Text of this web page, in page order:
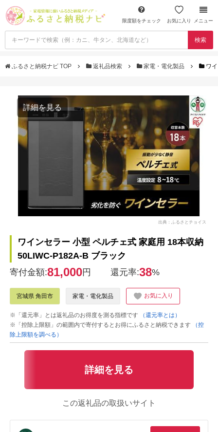
限度額をチェック お気に入り メニュー
検索
ふるさと納税ナビ TOP 返礼品検索 家電・電化製品 ワ
詳細を見る
出典：ふるさとチョイス
ワインセラー 小型 ペルチェ式 家庭用 18本収納
50LIWC-P182A-B ブラック
寄付金額:81,000円 還元率:38%
宮城県 角田市 家電・電化製品 お気に入り
※「還元率」とは返礼品のお得度を測る指標です
（還元率とは）
※「控除上限額」の範囲内で寄付するとお得にふるさと納税できます
（控
除上限額を調べる）
詳細を見る
この返礼品の取扱いサイト